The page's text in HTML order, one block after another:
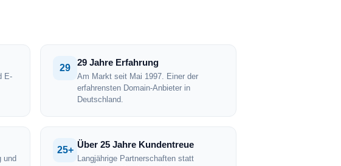
E-
29
29 Jahre Erfahrung
Am Markt seit Mai 1997. Einer der
erfahrensten Domain-Anbieter in
Deutschland.
und
25+
Über 25 Jahre Kundentreue
Langjährige Partnerschaften statt